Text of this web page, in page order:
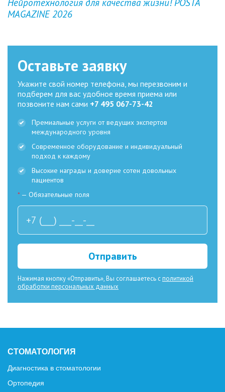
MAGAZINE 2026
Оставьте заявку
Укажите свой номер телефона, мы перезвоним и
подберем для вас удобное время приема или
позвоните нам сами +7 495 067-73-42
Премиальные услуги от ведущих экспертов
международного уровня
Современное оборудование и индивидуальный
подход к каждому
Высокие награды и доверие сотен довольных
пациентов
*— Обязательные поля
Отправить
Нажимая кнопку «Отправить», Вы соглашаетесь сполитикой
обработки персональных данных
СТОМАТОЛОГИЯ
Диагностика в стоматологии
Ортопедия